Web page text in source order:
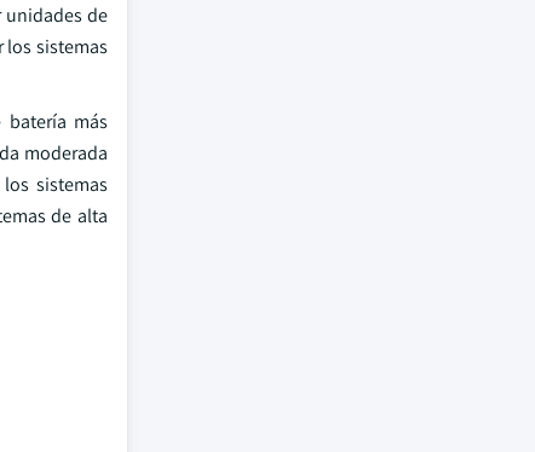
unidades de
sistemas
más
moderada
sistemas
de alta